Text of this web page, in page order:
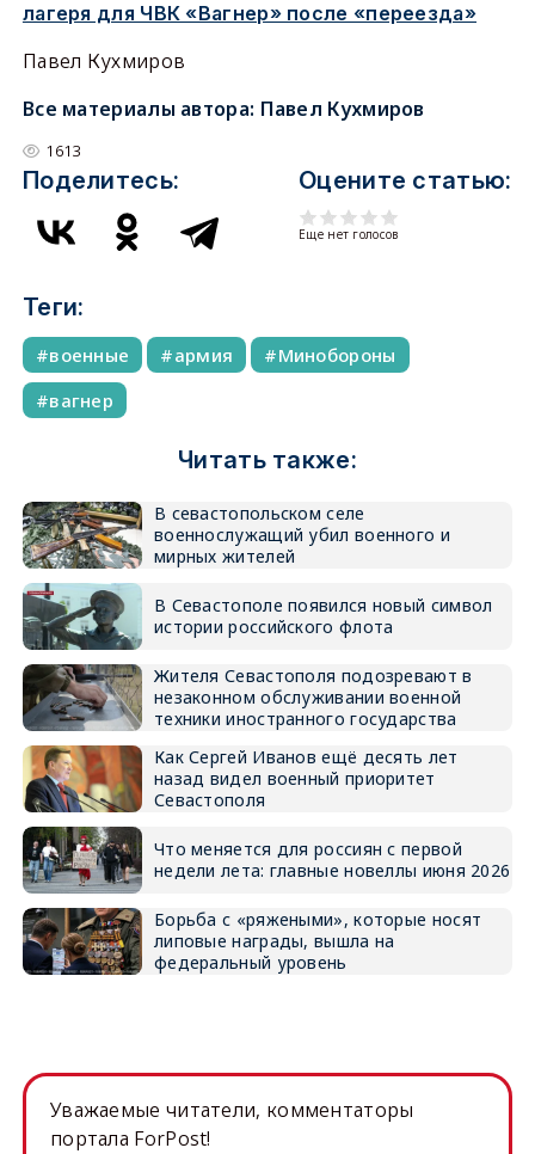
лагеря для ЧВК «Вагнер» после «переезда»
Павел Кухмиров
Все материалы автора: Павел Кухмиров
1613
Поделитесь: Оцените статью:
Еще нет голосов
Теги:
военные армия
Минобороны
вагнер
Читать также:
В севастопольском селе
военнослужащий убил военного и
мирных жителей
В Севастополе появился новый символ
истории российского флота
Жителя Севастополя подозревают в
незаконном обслуживании военной
техники иностранного государства
Как Сергей Иванов ещё десять лет
назад видел военный приоритет
Севастополя
Что меняется для россиян с первой
недели лета: главные новеллы июня 2026
Борьба с «ряжеными», которые носят
липовые награды, вышла на
федеральный уровень
Уважаемые читатели, комментаторы
портала ForPost!